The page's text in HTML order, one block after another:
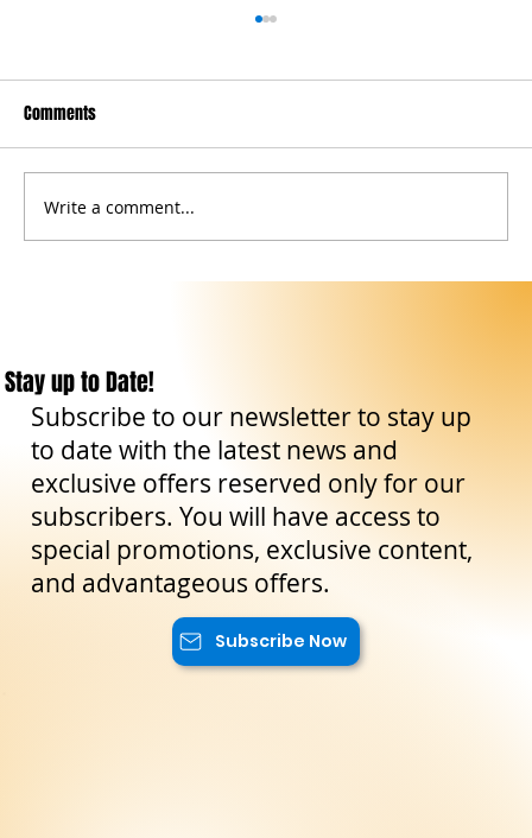
Comments
Write a comment...
Stay up to Date!
Subscribe to our newsletter to stay up
to date with the latest news and
exclusive offers reserved only for our
subscribers. You will have access to
special promotions, exclusive content,
and advantageous offers.
Subscribe Now